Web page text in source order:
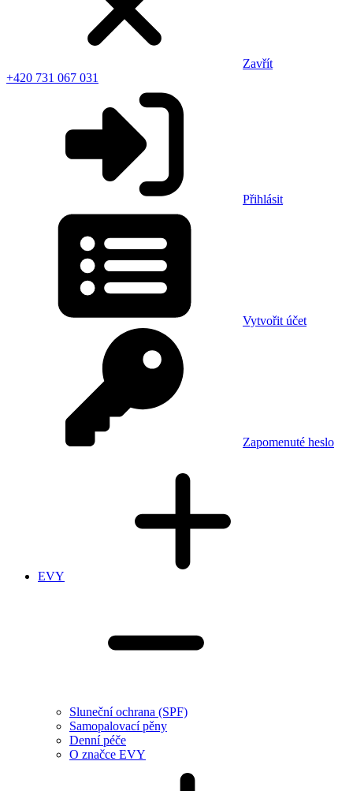
Zavřít
+420 731 067 031
Přihlásit
Vytvořit účet
Zapomenuté heslo
EVY
Sluneční ochrana (SPF)
Samopalovací pěny
Denní péče
O značce EVY